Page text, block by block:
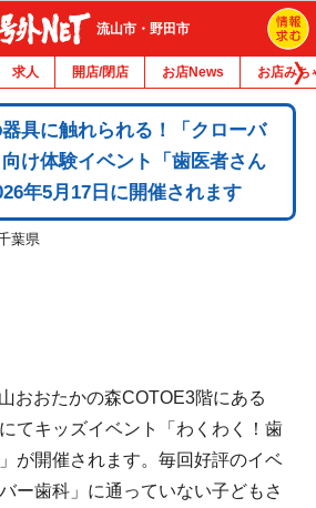
流山市・野田市
求人 開店/閉店 お店News お店みち
器具に触れられる！「クローバ
け体験イベント「歯医者さん
年5月17日に開催されます
葉県
おおたかの森COTOE3階にある
てキッズイベント「わくわく！歯
が開催されます。毎回好評のイベ
ー歯科」に通っていない子どもさ